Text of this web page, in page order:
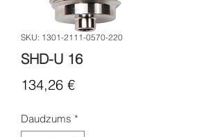
SKU: 1301-2111-0570-220
SHD-U 16
134,26 €Cena
Daudzums *